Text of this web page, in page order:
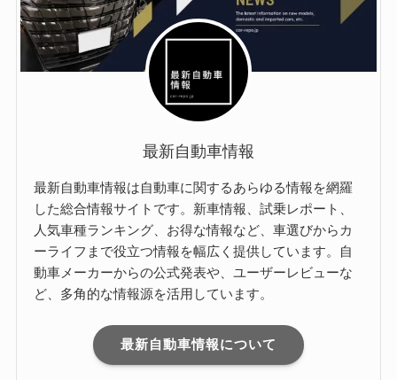
最新自動車情報
最新自動車情報は自動車に関するあらゆる情報を網羅
した総合情報サイトです。新車情報、試乗レポート、
人気車種ランキング、お得な情報など、車選びからカ
ーライフまで役立つ情報を幅広く提供しています。自
動車メーカーからの公式発表や、ユーザーレビューな
ど、多角的な情報源を活用しています。
最新自動車情報について